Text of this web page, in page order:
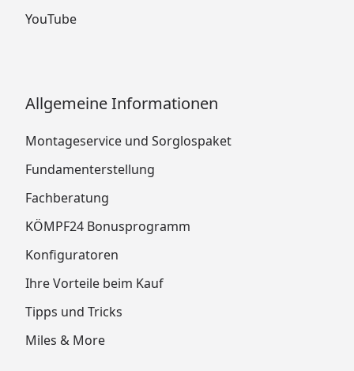
YouTube
Allgemeine Informationen
Montageservice und Sorglospaket
Fundamenterstellung
Fachberatung
KÖMPF24 Bonusprogramm
Konfiguratoren
Ihre Vorteile beim Kauf
Tipps und Tricks
Miles & More